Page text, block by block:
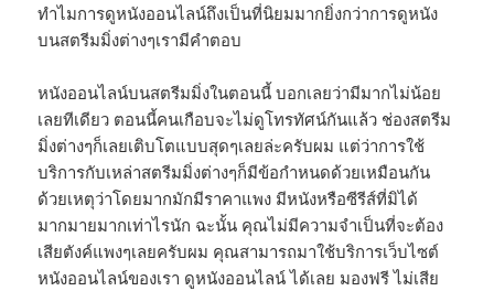
ทำไมการดูหนังออนไลน์ถึงเป็นที่นิยมมากยิ่งกว่าการดูหนัง
บนสตรีมมิ่งต่างๆเรามีคำตอบ
หนังออนไลน์บนสตรีมมิ่งในตอนนี้ บอกเลยว่ามีมากไม่น้อย
เลยทีเดียว ตอนนี้คนเกือบจะไม่ดูโทรทัศน์กันแล้ว ช่องสตรีม
มิ่งต่างๆก็เลยเติบโตแบบสุดๆเลยล่ะครับผม แต่ว่าการใช้
บริการกับเหล่าสตรีมมิ่งต่างๆก็มีข้อกำหนดด้วยเหมือนกัน
ด้วยเหตุว่าโดยมากมักมีราคาแพง มีหนังหรือซีรีส์ที่มิได้
มากมายมากเท่าไรนัก ฉะนั้น คุณไม่มีความจำเป็นที่จะต้อง
เสียตังค์แพงๆเลยครับผม คุณสามารถมาใช้บริการเว็บไซต์
หนังออนไลน์ของเรา ดูหนังออนไลน์ ได้เลย มองฟรี ไม่เสีย